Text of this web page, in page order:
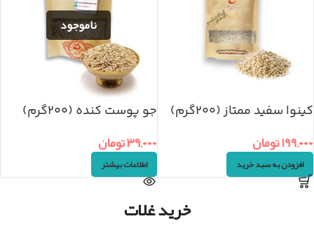
کینوا سفید ممتاز (۲۰۰گرم)
۱۹۹,۰۰۰تومان
افزودن به سبد خرید
جو پوست کنده (۲۰۰گرم)
۳۹,۰۰۰تومان
اطلاعات بیشتر
خرید غلات